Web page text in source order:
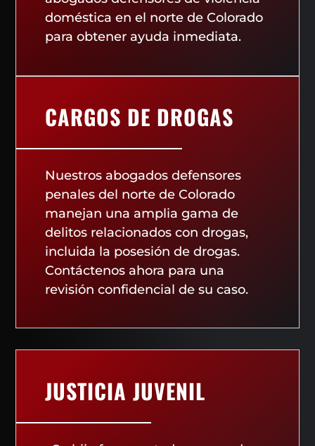
doméstica en el norte de Colorado
para obtener ayuda inmediata.
CARGOS DE DROGAS
Nuestros abogados defensores
penales del norte de Colorado
manejan una amplia gama de
delitos relacionados con drogas,
incluida la posesión de drogas.
Contáctenos ahora para una
revisión confidencial de su caso.
JUSTICIA JUVENIL